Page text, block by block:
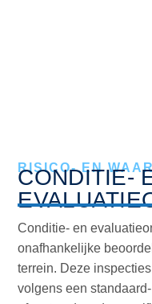
RISICO- EN
CONDITIE-
onafhankelijke
terrein. Deze
volgens een
afgestemd op de